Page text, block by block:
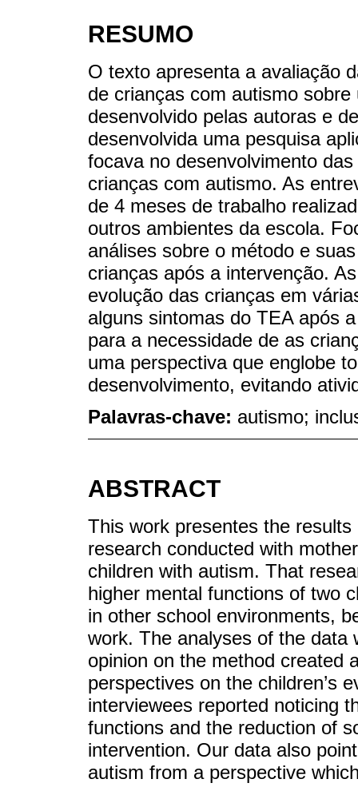
RESUMO
O texto apresenta a avaliação
de crianças com autismo
desenvolvido pelas autoras e
desenvolvida uma pesquisa
focava no desenvolvimento
crianças com autismo. As
de 4 meses de trabalho
outros ambientes da escola.
análises sobre o método e
crianças após a intervenção.
evolução das crianças em
alguns sintomas do TEA após
para a necessidade de as
uma perspectiva que englobe
desenvolvimento, evitando
Palavras-chave: autismo;
ABSTRACT
This work presentes the
research conducted with
children with autism. That
higher mental functions of two
in other school environments,
work. The analyses of the data
opinion on the method created
perspectives on the children’s
interviewees reported noticing
functions and the reduction of
intervention. Our data also
autism from a perspective